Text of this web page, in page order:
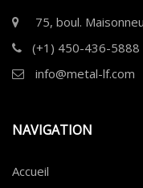
75, boul.
(+1) 450-436-5888
info@metal-lf.com
NAVIGATION
Accueil